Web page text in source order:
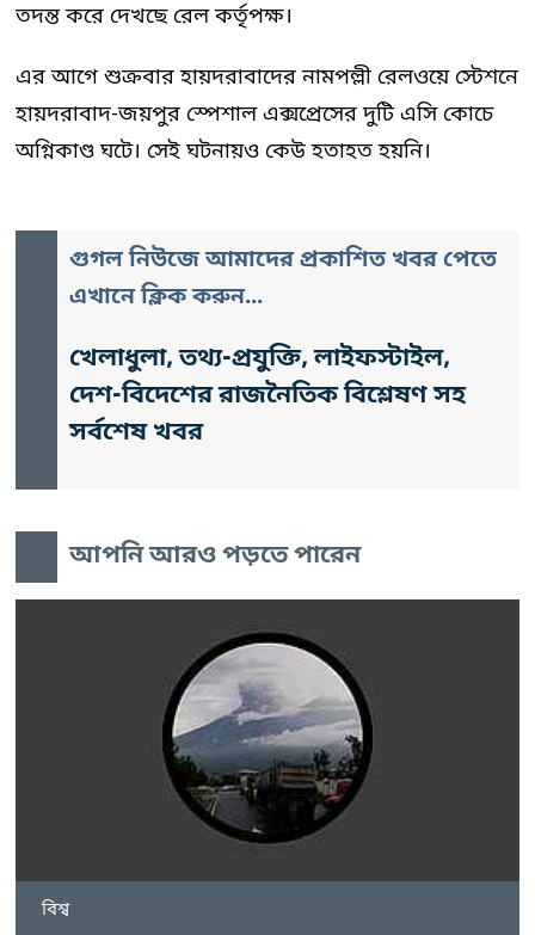
তদন্ত করে দেখছে রেল কর্তৃপক্ষ।
এর আগে শুক্রবার হায়দরাবাদের নামপল্লী রেলওয়ে স্টেশনে
হায়দরাবাদ-জয়পুর স্পেশাল এক্সপ্রেসের দুটি এসি কোচে
অগ্নিকাণ্ড ঘটে। সেই ঘটনায়ও কেউ হতাহত হয়নি।
গুগল নিউজে আমাদের প্রকাশিত খবর পেতে
এখানে ক্লিক করুন...
খেলাধুলা, তথ্য-প্রযুক্তি, লাইফস্টাইল,
দেশ-বিদেশের রাজনৈতিক বিশ্লেষণ সহ
সর্বশেষ খবর
আপনি আরও পড়তে পারেন
বিশ্ব